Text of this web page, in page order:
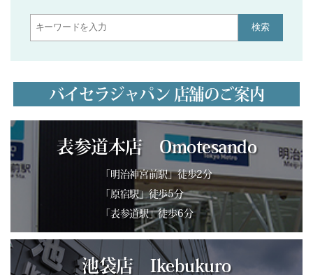
検索
バイセラジャパン 店舗のご案内
表参道本店 Omotesando
「明治神宮前駅」徒歩2分
「原宿駅」徒歩5分
「表参道駅」徒歩6分
池袋店 Ikebukuro